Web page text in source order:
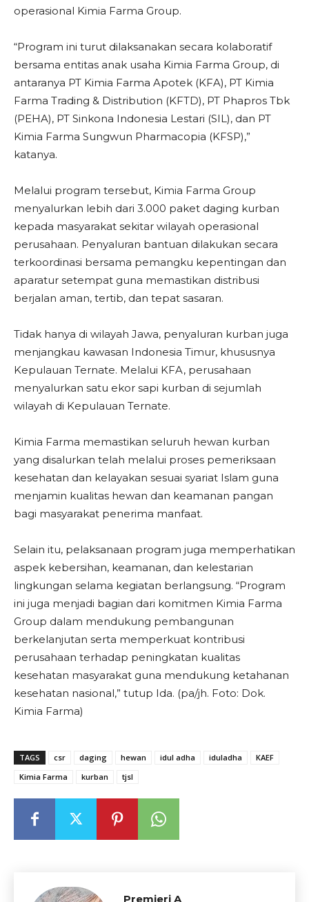
operasional Kimia Farma Group.
“Program ini turut dilaksanakan secara kolaboratif
bersama entitas anak usaha Kimia Farma Group, di
antaranya PT Kimia Farma Apotek (KFA), PT Kimia
Farma Trading & Distribution (KFTD), PT Phapros Tbk
(PEHA), PT Sinkona Indonesia Lestari (SIL), dan PT
Kimia Farma Sungwun Pharmacopia (KFSP),”
katanya.
Melalui program tersebut, Kimia Farma Group
menyalurkan lebih dari 3.000 paket daging kurban
kepada masyarakat sekitar wilayah operasional
perusahaan. Penyaluran bantuan dilakukan secara
terkoordinasi bersama pemangku kepentingan dan
aparatur setempat guna memastikan distribusi
berjalan aman, tertib, dan tepat sasaran.
Tidak hanya di wilayah Jawa, penyaluran kurban juga
menjangkau kawasan Indonesia Timur, khususnya
Kepulauan Ternate. Melalui KFA, perusahaan
menyalurkan satu ekor sapi kurban di sejumlah
wilayah di Kepulauan Ternate.
Kimia Farma memastikan seluruh hewan kurban
yang disalurkan telah melalui proses pemeriksaan
kesehatan dan kelayakan sesuai syariat Islam guna
menjamin kualitas hewan dan keamanan pangan
bagi masyarakat penerima manfaat.
Selain itu, pelaksanaan program juga memperhatikan
aspek kebersihan, keamanan, dan kelestarian
lingkungan selama kegiatan berlangsung. “Program
ini juga menjadi bagian dari komitmen Kimia Farma
Group dalam mendukung pembangunan
berkelanjutan serta memperkuat kontribusi
perusahaan terhadap peningkatan kualitas
kesehatan masyarakat guna mendukung ketahanan
kesehatan nasional,” tutup Ida. (pa/jh. Foto: Dok.
Kimia Farma)
TAGS csr daging hewan idul adha iduladha
KAEF
Kimia Farma
kurban tjsl
Premieri A